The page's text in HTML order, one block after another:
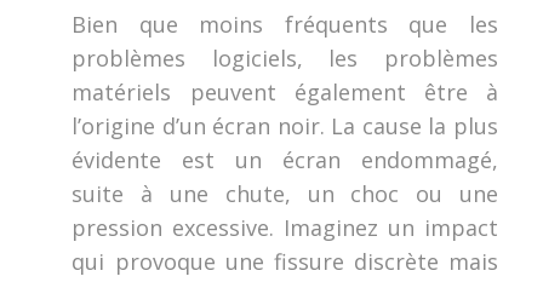
Bien que moins fréquents que les
problèmes logiciels, les problèmes
matériels peuvent également être à
l’origine d’un écran noir. La cause la plus
évidente est un écran endommagé,
suite à une chute, un choc ou une
pression excessive. Imaginez un impact
qui provoque une fissure discrète mais